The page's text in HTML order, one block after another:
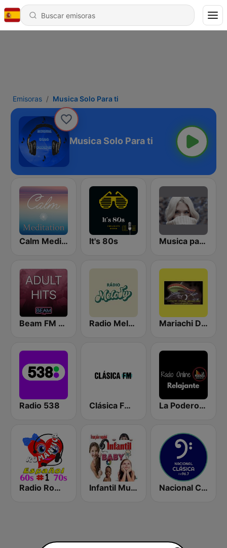
Emisoras Musica Solo Para ti
Musica Solo Para ti
Calm Meditation It's 80s Musica para ver llover
Beam FM - Adult Hits Radio Melody Mariachi Digital
Radio 538 Clásica FM Radio La Poderosa Radio Online Relajante
Radio Romantica Español 1 Infantil Musica y Cuentos Nacional Clásica